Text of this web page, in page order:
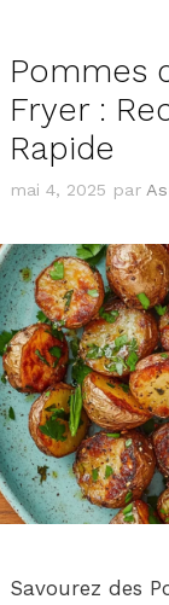
Pommes
Fryer :
Rapide
mai 4, 2025 par
Savourez des